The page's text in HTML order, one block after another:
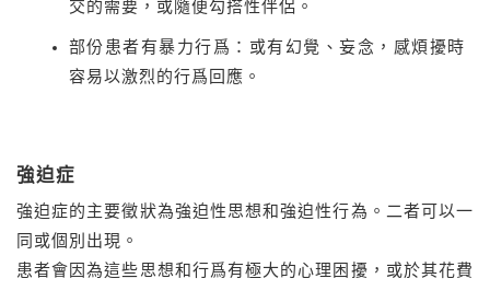
交的需要，或隨便勾搭性伴侶。
部份患者有暴力行爲：或有幻覺、妄念，感煩擾時
容易以激烈的行爲回應。
強迫症
強迫症的主要徵狀為強迫性思想和強迫性行為。二者可以一
同或個別出現。
患者會因為這些思想和行爲有極大的心理困擾，或於其花費